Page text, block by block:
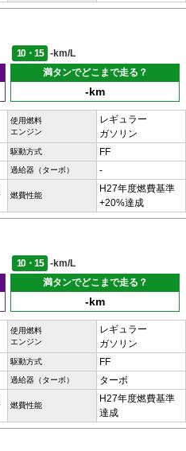
10・15
-km/L
満タンでどこまで走る？
-km
使用燃料
エンジン
レギュラー
ガソリン
駆動方式 FF
過給器（ターボ） -
燃費性能
H27年度燃費基準
+20%達成
10・15
-km/L
満タンでどこまで走る？
-km
使用燃料
エンジン
レギュラー
ガソリン
駆動方式 FF
過給器（ターボ） ターボ
燃費性能
H27年度燃費基準
達成